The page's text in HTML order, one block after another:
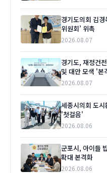
경기도의회 김
위원회’ 위촉
2026.08.07
경기도, 재정건
및 대안 모색 '본
2026.08.07
세종시의회 도
'첫걸음'
2026.08.06
군포시, 아이들
확대 본격화
2026.08.06